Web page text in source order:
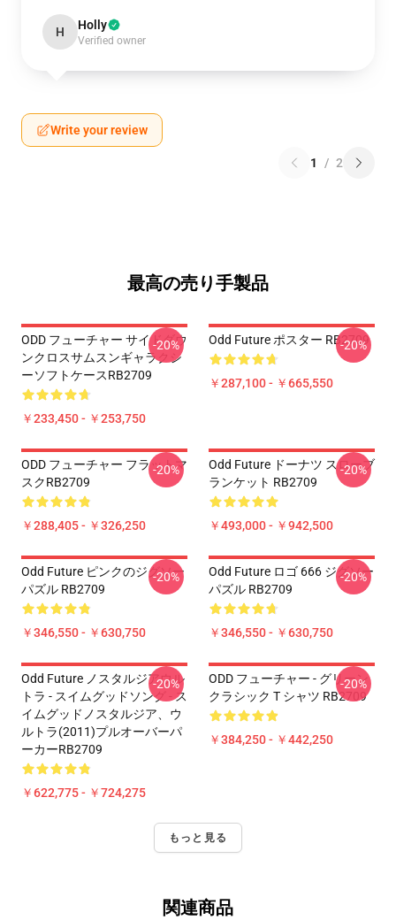
H Holly
Verified owner
Write your review
1 / 2
最高の売り手製品
ODD フューチャー サイドダウ
ンクロスサムスンギャラクシ
ーソフトケースRB2709
￥233,450 - ￥253,750
-20% Odd Future ポスター RB2709
￥287,100 - ￥665,550
-20%
ODD フューチャー フラットマ
スクRB2709
￥288,405 - ￥326,250
-20%
Odd Future ドーナツ スローブ
ランケット RB2709
￥493,000 - ￥942,500
-20%
Odd Future ピンクのジグソー
パズル RB2709
￥346,550 - ￥630,750
-20%
Odd Future ロゴ 666 ジグソー
パズル RB2709
￥346,550 - ￥630,750
-20%
Odd Future ノスタルジアウル
トラ - スイムグッドソング - ス
イムグッドノスタルジア、ウ
ルトラ(2011)プルオーバーパ
ーカーRB2709
￥622,775 - ￥724,275
-20%
ODD フューチャー - グリーン
クラシック T シャツ RB2709
￥384,250 - ￥442,250
-20%
もっと見る
関連商品